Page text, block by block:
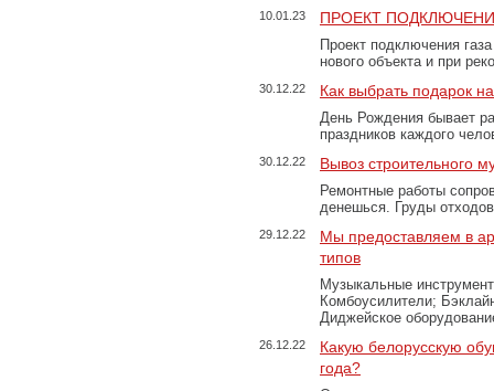
10.01.23 ПРОЕКТ
Проект подключения
нового объекта и при
30.12.22 Как выбрать подарок
День Рождения бывает
праздников каждого
30.12.22 Вывоз строительного
Ремонтные работы
денешься. Груды
29.12.22
Мы предоставляем в
типов
Музыкальные
Комбоусилители;
Диджейское
26.12.22
Какую белорусскую
года?